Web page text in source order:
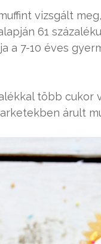
vizsgált
61
a 7-10 éves
több cukor
árult